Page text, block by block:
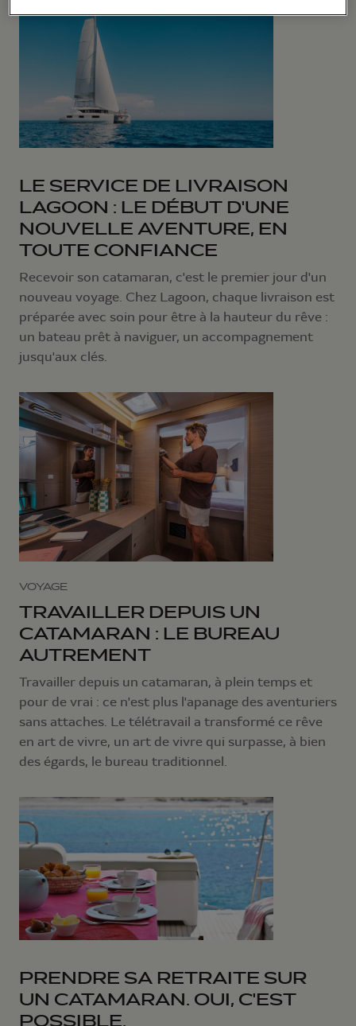
LE SERVICE DE LIVRAISON
LAGOON : LE DÉBUT D'UNE
NOUVELLE AVENTURE, EN
TOUTE CONFIANCE
Recevoir son catamaran, c'est le premier jour d'un
nouveau voyage. Chez Lagoon, chaque livraison est
préparée avec soin pour être à la hauteur du rêve :
un bateau prêt à naviguer, un accompagnement
jusqu'aux clés.
VOYAGE
TRAVAILLER DEPUIS UN
CATAMARAN : LE BUREAU
AUTREMENT
Travailler depuis un catamaran, à plein temps et
pour de vrai : ce n'est plus l'apanage des aventuriers
sans attaches. Le télétravail a transformé ce rêve
en art de vivre, un art de vivre qui surpasse, à bien
des égards, le bureau traditionnel.
PRENDRE SA RETRAITE SUR
UN CATAMARAN. OUI, C'EST
POSSIBLE.